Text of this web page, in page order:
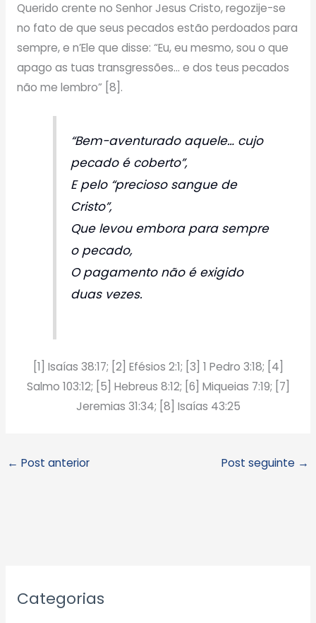
Querido crente no Senhor Jesus Cristo, regozije-se
no fato de que seus pecados estão perdoados para
sempre, e n’Ele que disse: “Eu, eu mesmo, sou o que
apago as tuas transgressões… e dos teus pecados
não me lembro” [8].
“Bem-aventurado aquele… cujo
pecado é coberto”,
E pelo “precioso sangue de
Cristo”,
Que levou embora para sempre
o pecado,
O pagamento não é exigido
duas vezes.
[1] Isaías 38:17; [2] Efésios 2:1; [3] 1 Pedro 3:18; [4]
Salmo 103:12; [5] Hebreus 8:12; [6] Miqueias 7:19; [7]
Jeremias 31:34; [8] Isaías 43:25
← Post anterior Post seguinte →
Categorias
r